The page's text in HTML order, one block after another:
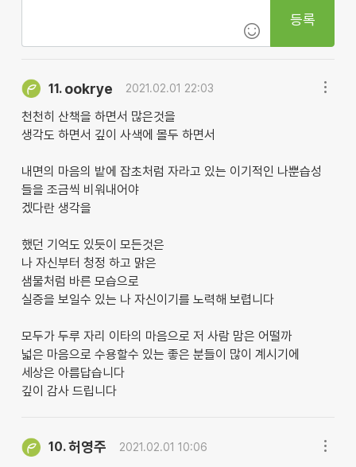
등록
11. ookrye 2021.02.01 22:03
천천히 산책을 하면서 많은것을
생각도 하면서 깊이 사색에 몰두 하면서
내면의 마음의 밭에 잡초처럼 자라고 있는 이기적인 나뿐습성
들을 조금씩 비워내어야
겠다란 생각을
했던 기억도 있듯이 모든것은
나 자신부터 청정 하고 맑은
샘물처럼 바른 모습으로
실증을 보일수 있는 나 자신이기를 노력해 보렵니다
모두가 두루 자리 이타의 마음으로 저 사람 맘은 어떨까
넓은 마음으로 수용할수 있는 좋은 분들이 많이 계시기에
세상은 아름답습니다
깊이 감사 드립니다
10.허영주 2021.02.01 10:06